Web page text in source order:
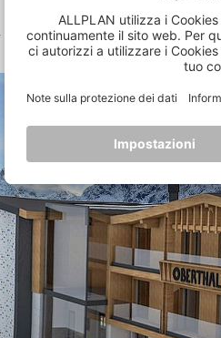
veloce fotoinserimento